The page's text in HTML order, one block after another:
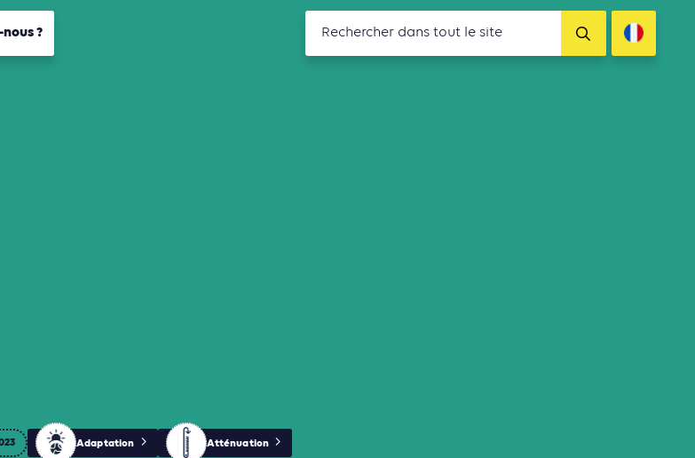
?
Adaptation Atténuation